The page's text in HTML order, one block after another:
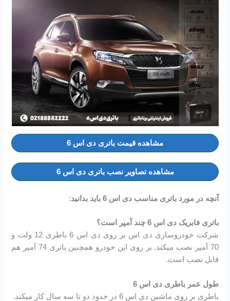
مشاهده قیمت باتری دی اس 6
مشاهده تصاویر نصب باتری دی اس 6
آنچه در مورد باتری مناسب دی اس 6 باید بدانید :
باتری فابریک دی اس 6 چند آمپر است؟
شرکت خودروسازی دی اس بر روی دی اس 6 باطری 12 ولت و
70 آمپر نصب میکند. بر روی این خودرو همچنین باتری 74 آمپر هم
قابل نصب است.
طول عمر باطری دی اس 6
باطری بر روی ماشین دی اس 6 در حدود دو تا سه سال کار میکند.